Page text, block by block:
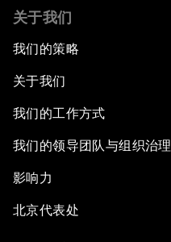
关于我们
我们的策略
关于我们
我们的工作方式
我们的领导团队与组织治理
影响力
北京代表处